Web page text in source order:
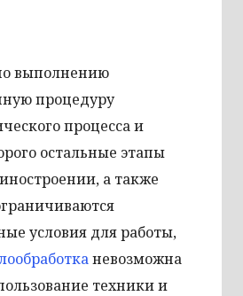
выполнению
процедуру
процесса и
остальные этапы
а также
условия для работы,
невозможна
техники и